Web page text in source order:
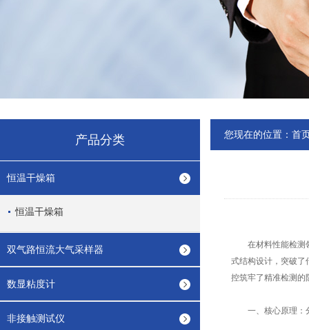
产品分类
恒温干燥箱
恒温干燥箱
双气路恒流大气采样器
数显粘度计
非接触测试仪
您现在的位置： 首
在材料性能检测领
式结构设计，突破了
控筑牢了精准检测的
一、核心原理：